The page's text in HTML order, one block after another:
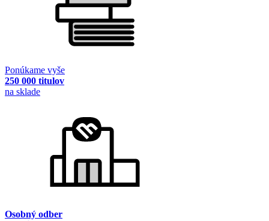
Ponúkame vyše
250 000 titulov
na sklade
Osobný odber